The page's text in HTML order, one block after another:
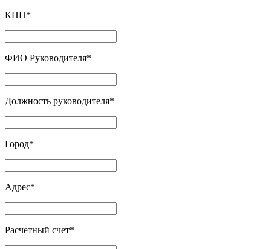
КПП*
ФИО Руководителя*
Должность руководителя*
Город*
Адрес*
Расчетный счет*